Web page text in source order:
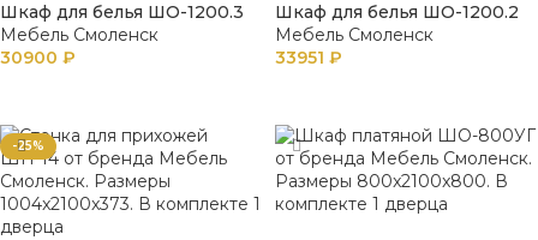
Шкаф для белья ШО-1200.3
Мебель Смоленск
30900 ₽
Шкаф для белья ШО-1200.2
Мебель Смоленск
33951 ₽
-25%